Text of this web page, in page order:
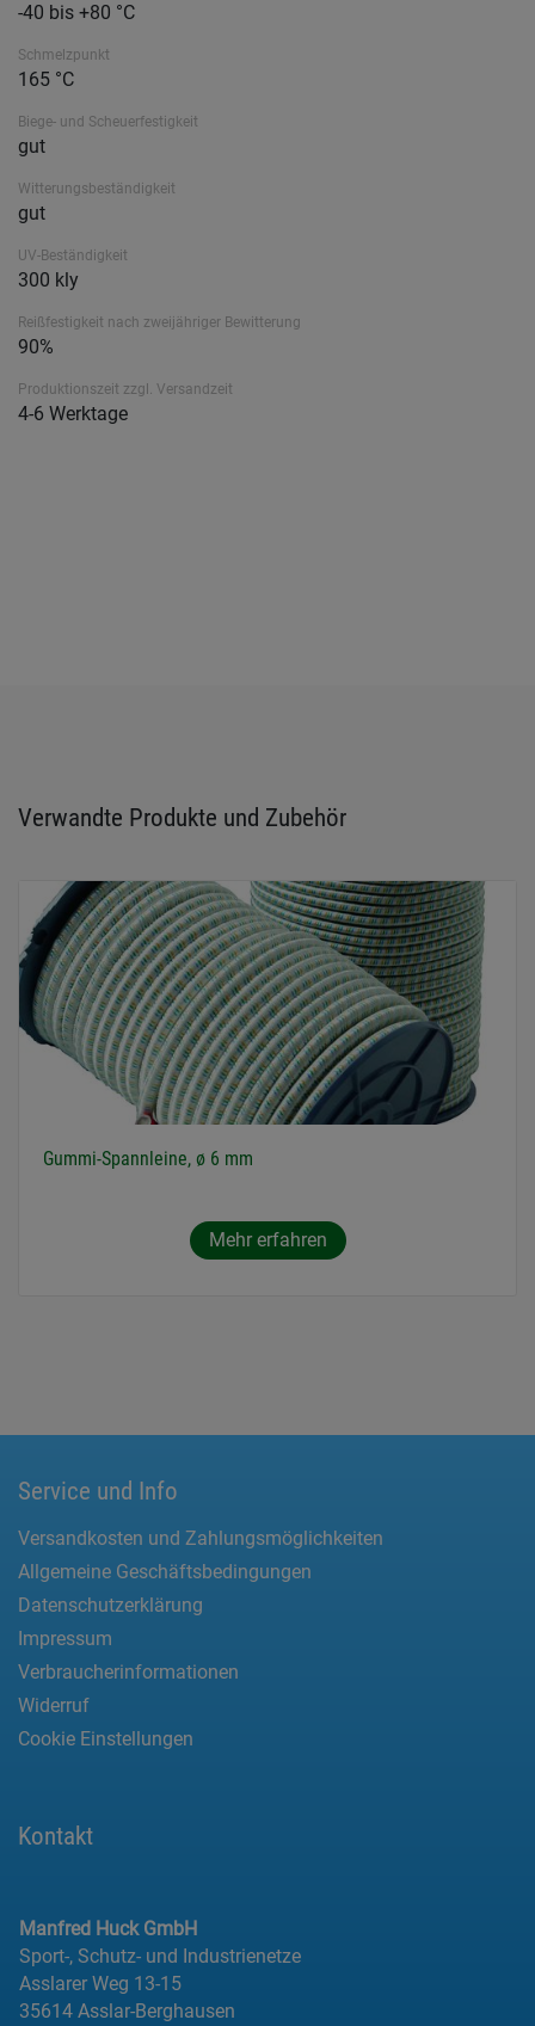
-40 bis +80 °C
Schmelzpunkt
165 °C
Biege- und Scheuerfestigkeit
gut
Witterungsbeständigkeit
gut
UV-Beständigkeit
300 kly
Reißfestigkeit nach zweijähriger Bewitterung
90%
Produktionszeit zzgl. Versandzeit
4-6 Werktage
Verwandte Produkte und Zubehör
Gummi-Spannleine, ø 6 mm
Mehr erfahren
Service und Info
Versandkosten und Zahlungsmöglichkeiten
Allgemeine Geschäftsbedingungen
Datenschutzerklärung
Impressum
Verbraucherinformationen
Widerruf
Cookie Einstellungen
Kontakt
Manfred Huck GmbH
Sport-, Schutz- und Industrienetze
Asslarer Weg 13-15
35614 Asslar-Berghausen